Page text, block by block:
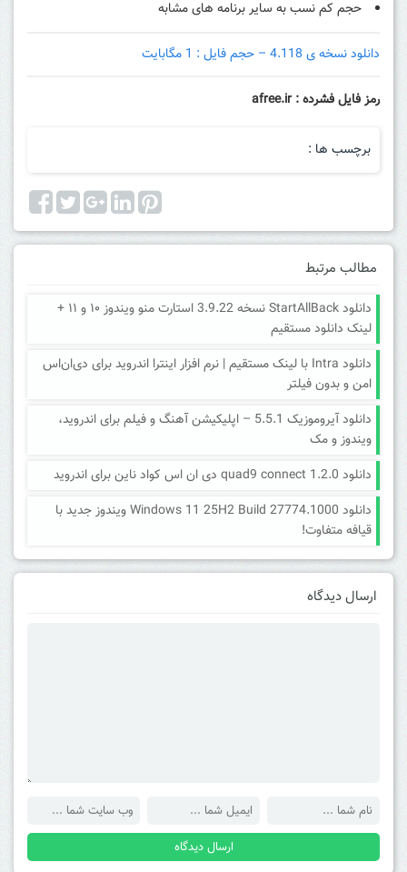
حجم کم نسب به سایر برنامه های مشابه
دانلود نسخه ی 4.118 – حجم فایل : 1 مگابایت
رمز فایل فشرده : afree.ir
برچسب ها :
مطالب مرتبط
دانلود StartAllBack نسخه 3.9.22 استارت منو ویندوز ۱۰ و ۱۱ +
لینک دانلود مستقیم
دانلود Intra با لینک مستقیم | نرم افزار اینترا اندروید برای دی‌ان‌اس
امن و بدون فیلتر
دانلود آیروموزیک 5.5.1 – اپلیکیشن آهنگ و فیلم برای اندروید،
ویندوز و مک
دانلود quad9 connect 1.2.0 دی ان اس کواد ناین برای اندروید
دانلود Windows 11 25H2 Build 27774.1000 ویندوز جدید با
قیافه متفاوت!
ارسال دیدگاه